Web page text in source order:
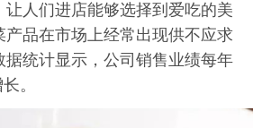
让人们进店能够选择到爱吃的美
品在市场上经常出现供不应求
据统计显示，公司销售业绩每年
。